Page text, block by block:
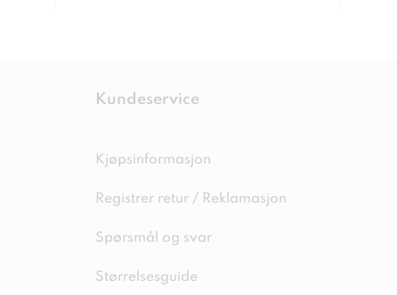
Kundeservice
Kjøpsinformasjon
Registrer retur / Reklamasjon
Spørsmål og svar
Størrelsesguide